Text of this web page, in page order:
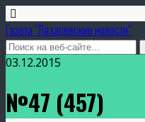
Газета "Лазаревские новости"
03.12.2015
№47 (457)